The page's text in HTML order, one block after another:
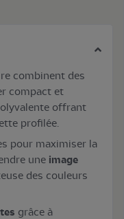
combinent des
compact et
offrant
profilée.
pour maximiser la
une image
des couleurs
grâce à